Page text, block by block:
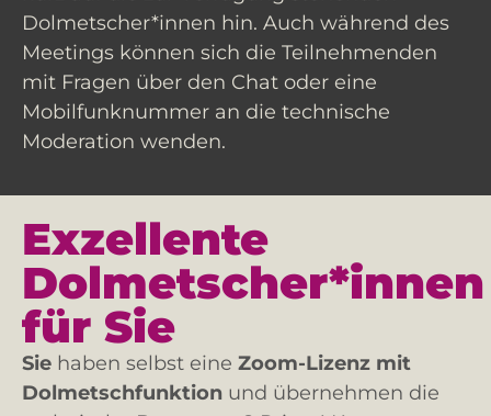
Dolmetscher*innen hin. Auch während des
Meetings können sich die Teilnehmenden
mit Fragen über den Chat oder eine
Mobilfunknummer an die technische
Moderation wenden.
Exzellente
Dolmetscher*innen
für Sie
Sie haben selbst eine Zoom-Lizenz mit
Dolmetschfunktion und übernehmen die